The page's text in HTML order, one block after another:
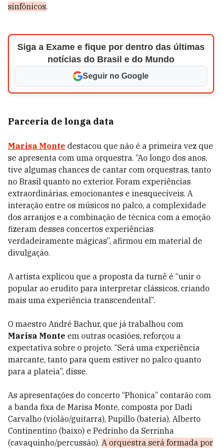
sinfônicos.
Siga a Exame e fique por dentro das últimas
notícias do Brasil e do Mundo
Seguir no Google
Parceria de longa data
Marisa Monte destacou que não é a primeira vez que
se apresenta com uma orquestra. “Ao longo dos anos,
tive algumas chances de cantar com orquestras, tanto
no Brasil quanto no exterior. Foram experiências
extraordinárias, emocionantes e inesquecíveis. A
interação entre os músicos no palco, a complexidade
dos arranjos e a combinação de técnica com a emoção
fizeram desses concertos experiências
verdadeiramente mágicas”, afirmou em material de
divulgação.
A artista explicou que a proposta da turnê é “unir o
popular ao erudito para interpretar clássicos, criando
mais uma experiência transcendental”.
O maestro André Bachur, que já trabalhou com
Marisa Monte em outras ocasiões, reforçou a
expectativa sobre o projeto. “Será uma experiência
marcante, tanto para quem estiver no palco quanto
para a plateia”, disse.
As apresentações do concerto “Phonica” contarão com
a banda fixa de Marisa Monte, composta por Dadi
Carvalho (violão/guitarra), Pupillo (bateria), Alberto
Continentino (baixo) e Pedrinho da Serrinha
(cavaquinho/percussão). A orquestra será formada por